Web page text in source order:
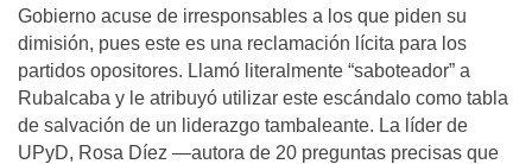
Gobierno acuse de irresponsables a los que piden su
dimisión, pues este es una reclamación lícita para los
partidos opositores. Llamó literalmente “saboteador” a
Rubalcaba y le atribuyó utilizar este escándalo como tabla
de salvación de un liderazgo tambaleante. La líder de
UPyD, Rosa Díez —autora de 20 preguntas precisas que